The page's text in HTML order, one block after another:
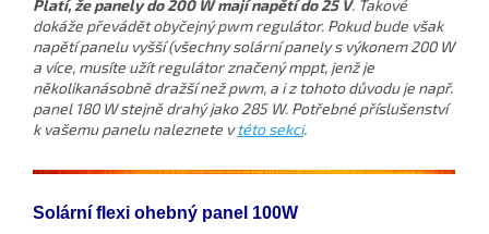
Platí, že panely do 200 W mají napětí do 25 V. Takové
dokáže převádět obyčejný pwm regulátor. Pokud bude však
napětí panelu vyšší (všechny solární panely s výkonem 200 W
a více, musíte užít regulátor značený mppt, jenž je
několikanásobně dražší než pwm, a i z tohoto důvodu je např.
panel 180 W stejně drahý jako 285 W. Potřebné příslušenství
k vašemu panelu naleznete vtéto sekci.
Solární flexi ohebný panel 100W